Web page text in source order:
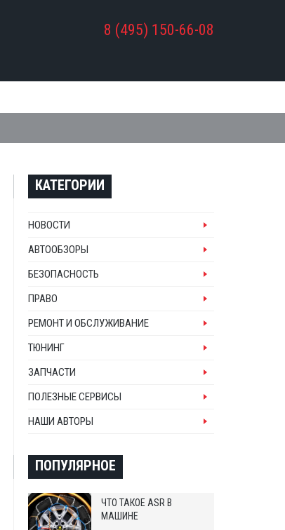
8 (495) 150-66-08
КАТЕГОРИИ
НОВОСТИ
АВТООБЗОРЫ
БЕЗОПАСНОСТЬ
ПРАВО
РЕМОНТ И ОБСЛУЖИВАНИЕ
ТЮНИНГ
ЗАПЧАСТИ
ПОЛЕЗНЫЕ СЕРВИСЫ
НАШИ АВТОРЫ
ПОПУЛЯРНОЕ
ЧТО ТАКОЕ ASR В
МАШИНЕ